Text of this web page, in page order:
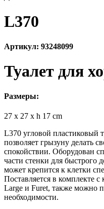
L370
Артикул: 93248099
Туалет для
Размеры:
27 x 27 x h 17 cm
L370 угловой пластиковый
позволяет грызуну делать
спокойствии. Оборудован
части стенки для быстрого
может крепится к клетки
Поставляется в комплекте
Large и Furet, также можно
необходимости.